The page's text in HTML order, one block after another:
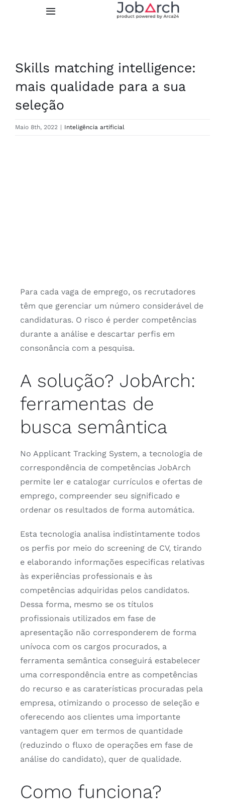
This website uses cookies
provide social media features and to analyse our traffic.
Toggle
Integrações
Skills matching intelligence:
mais qualidade para a sua
seleção
Maio 8th, 2022 | Inteligência artificial
Para cada vaga de emprego, os recrutadores
têm que gerenciar um número considerável de
candidaturas. O risco é perder competências
durante a análise e descartar perfis em
consonância com a pesquisa.
A solução? JobArch:
ferramentas de
busca semântica
No Applicant Tracking System, a tecnologia de
correspondência de competências JobArch
permite ler e catalogar currículos e ofertas de
emprego, compreender seu significado e
ordenar os resultados de forma automática.
Esta tecnologia analisa indistintamente todos
os perfis por meio do screening de CV, tirando
e elaborando informações especificas relativas
às experiências professionais e às
competências adquiridas pelos candidatos.
Dessa forma, mesmo se os títulos
profissionais utilizados em fase de
apresentação não corresponderem de forma
unívoca com os cargos procurados, a
ferramenta semântica conseguirá estabelecer
uma correspondência entre as competências
do recurso e as caraterísticas procuradas pela
empresa, otimizando o processo de seleção e
oferecendo aos clientes uma importante
vantagem quer em termos de quantidade
(reduzindo o fluxo de operações em fase de
análise do candidato), quer de qualidade.
Como funciona?